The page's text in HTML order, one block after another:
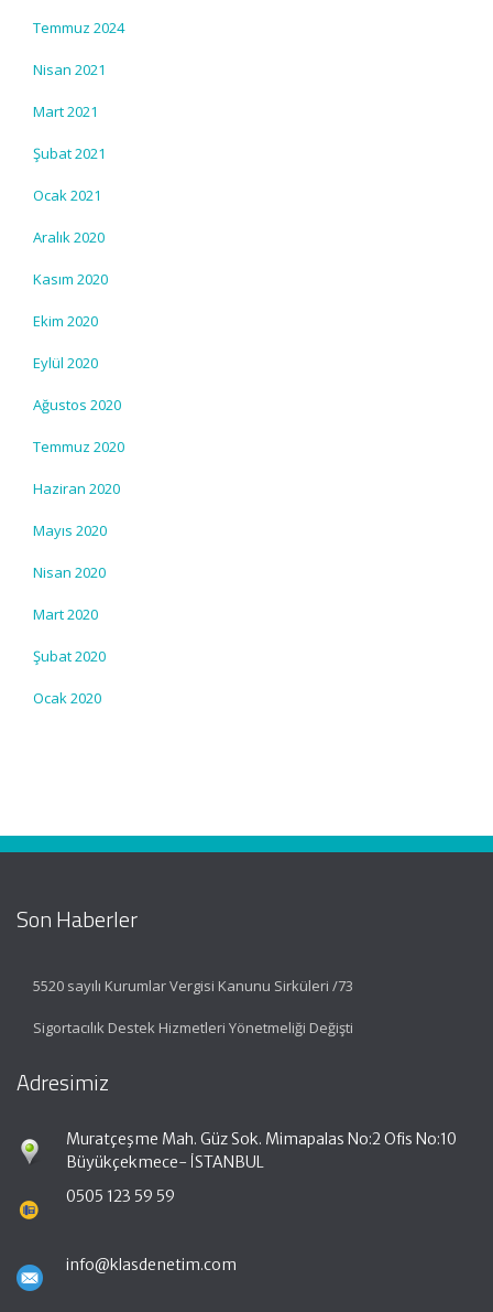
Temmuz 2024
Nisan 2021
Mart 2021
Şubat 2021
Ocak 2021
Aralık 2020
Kasım 2020
Ekim 2020
Eylül 2020
Ağustos 2020
Temmuz 2020
Haziran 2020
Mayıs 2020
Nisan 2020
Mart 2020
Şubat 2020
Ocak 2020
Son Haberler
5520 sayılı Kurumlar Vergisi Kanunu Sirküleri /73
Sigortacılık Destek Hizmetleri Yönetmeliği Değişti
Adresimiz
Muratçeşme Mah. Güz Sok. Mimapalas No:2 Ofis No:10
Büyükçekmece- İSTANBUL
0505 123 59 59
info@klasdenetim.com